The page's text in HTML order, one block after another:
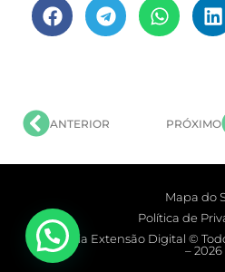
ANTERIOR PRÓXIMO
Mapa do
Política de
Agência Extensão Digital ©
– 2026